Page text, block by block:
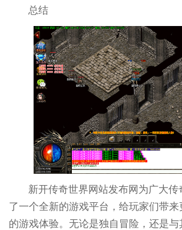
总结
新开传奇世界网站发布网为广大
了一个全新的游戏平台，给玩家们带
的游戏体验。无论是独自冒险，还是与